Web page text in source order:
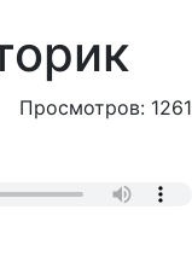
Просмотров: 1261